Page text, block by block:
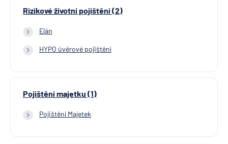
Rizikové životní pojištění (2)
Elán
HYPO úvěrové pojištění
Pojištění majetku (1)
Pojištění Majetek